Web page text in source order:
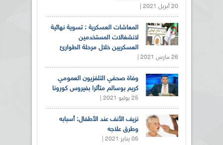
20 أبريل 2021 |
المعاشات العسكرية : تسوية نهائية
لانشغالات المستخدمين
العسكريين خلال مرحلة الطوارئ
26 مارس 2021 |
وفاة صحفي التلفزيون العمومي
كريم بوسالم متأثرا بفيروس كورونا
25 يوليو 2021 |
نزيف الأنف عند الأطفال: أسبابه
وطرق علاجه
05 يناير 2021 |